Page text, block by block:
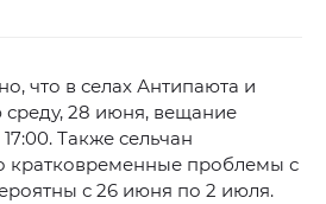
что в селах Антипаюта и
28 июня, вещание
Также сельчан
кратковременные проблемы с
с 26 июня по 2 июля.